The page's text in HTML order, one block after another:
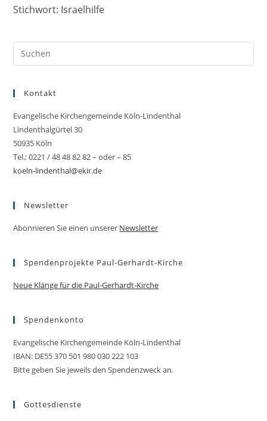
Stichwort: Israelhilfe
Kontakt
Evangelische Kirchengemeinde Köln-Lindenthal
Lindenthalgürtel 30
50935 Köln
Tel.: 0221 / 48 48 82 82 – oder – 85
koeln-lindenthal@ekir.de
Newsletter
Abonnieren Sie einen unserer Newsletter
Spendenprojekte Paul-Gerhardt-Kirche
Neue Klänge für die Paul-Gerhardt-Kirche
Spendenkonto
Evangelische Kirchengemeinde Köln-Lindenthal
IBAN: DE55 370 501 980 030 222 103
Bitte geben Sie jeweils den Spendenzweck an.
Gottesdienste